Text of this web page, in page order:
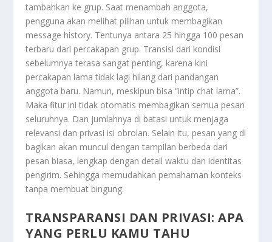
tambahkan ke grup. Saat menambah anggota,
pengguna akan melihat pilihan untuk membagikan
message history. Tentunya antara 25 hingga 100 pesan
terbaru dari percakapan grup. Transisi dari kondisi
sebelumnya terasa sangat penting, karena kini
percakapan lama tidak lagi hilang dari pandangan
anggota baru. Namun, meskipun bisa “intip chat lama”.
Maka fitur ini tidak otomatis membagikan semua pesan
seluruhnya. Dan jumlahnya di batasi untuk menjaga
relevansi dan privasi isi obrolan. Selain itu, pesan yang di
bagikan akan muncul dengan tampilan berbeda dari
pesan biasa, lengkap dengan detail waktu dan identitas
pengirim. Sehingga memudahkan pemahaman konteks
tanpa membuat bingung.
TRANSPARANSI DAN PRIVASI: APA
YANG PERLU KAMU TAHU